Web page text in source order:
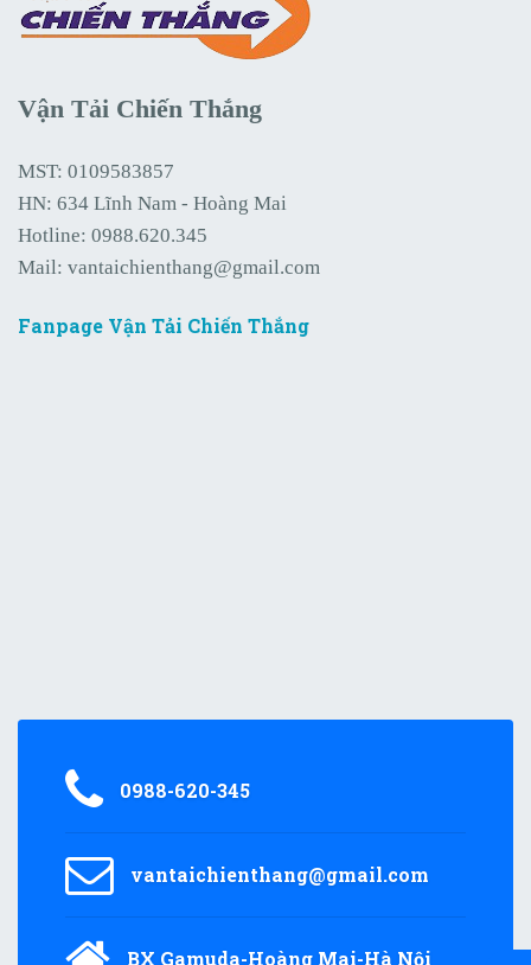
Vận Tải Chiến Thắng
MST: 0109583857
HN: 634 Lĩnh Nam - Hoàng Mai
Hotline: 0988.620.345
Mail: vantaichienthang@gmail.com
Fanpage Vận Tải Chiến Thắng
0988-620-345
vantaichienthang@gmail.com
BX Gamuda-Hoàng Mai-Hà Nội